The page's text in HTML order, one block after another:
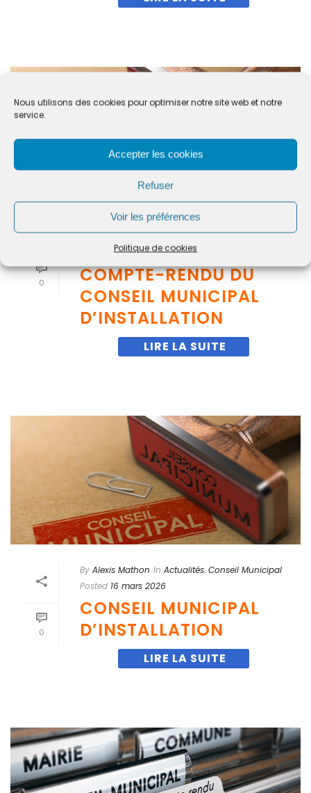
Nous utilisons des cookies pour optimiser notre site web et notre
service.
Accepter les cookies
Refuser
Voir les préférences
Politique de cookies
0
Alexis Mathon
In Actualités,Compte-rendus,Conseil Municipal
23 mars 2026
COMPTE-RENDU DU
CONSEIL MUNICIPAL
D’INSTALLATION
0
By Alexis Mathon In Actualités, Conseil Municipal
Posted 16 mars 2026
CONSEIL MUNICIPAL
D’INSTALLATION